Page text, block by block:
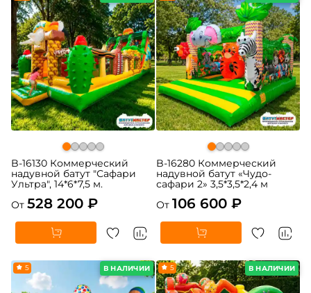
B-16130 Коммерческий
надувной батут "Сафари
Ультра", 14*6*7,5 м.
От 528 200 ₽
B-16280 Коммерческий
надувной батут «Чудо-
сафари 2» 3,5*3,5*2,4 м
От 106 600 ₽
В НАЛИЧИИ
5 В НАЛИЧИИ
5